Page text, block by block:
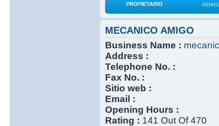
PROPIETARIO
MECANICO AMIGO
Business Name :
Address :
Telephone No. :
Fax No. :
Sitio web :
Email :
Opening Hours :
Rating : 141 Out Of 470